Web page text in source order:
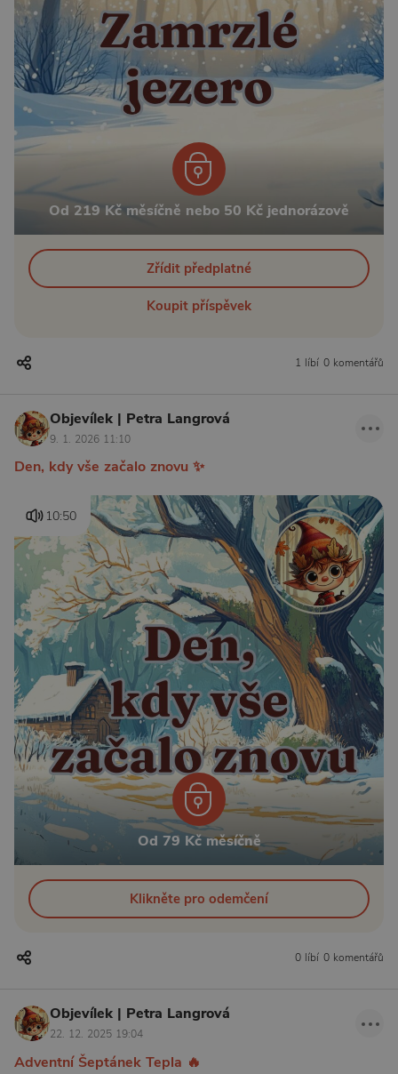
Od 219 Kč měsíčně nebo 50 Kč jednorázově
Zřídit předplatné
Koupit příspěvek
1 líbí 0 komentářů
Objevílek | Petra Langrová
9. 1. 2026 11:10
Den, kdy vše začalo znovu ✨
10:50
Od 79 Kč měsíčně
Klikněte pro odemčení
0 líbí 0 komentářů
Objevílek | Petra Langrová
22. 12. 2025 19:04
Adventní Šeptánek Tepla 🔥